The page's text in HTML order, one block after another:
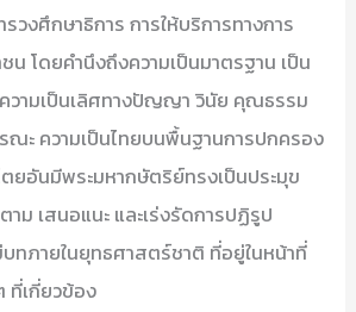
รวงศึกษาธิการ การให้บริการทางการ
น โดยคำนึงถึงความเป็นมาตรฐาน เป็น
ความเป็นเลิศทางปัญญา วินัย คุณธรรม
ณะ ความเป็นไทยบนพื้นฐานการปกครอง
ตยอันมีพระมหากษัตริย์ทรงเป็นประมุข
ม เสนอแนะ และเร่งรัดการปฏิรูป
บทภายในยุทธศาสตร์ชาติ ที่อยู่ในหน้าที่
ที่เกี่ยวข้อง